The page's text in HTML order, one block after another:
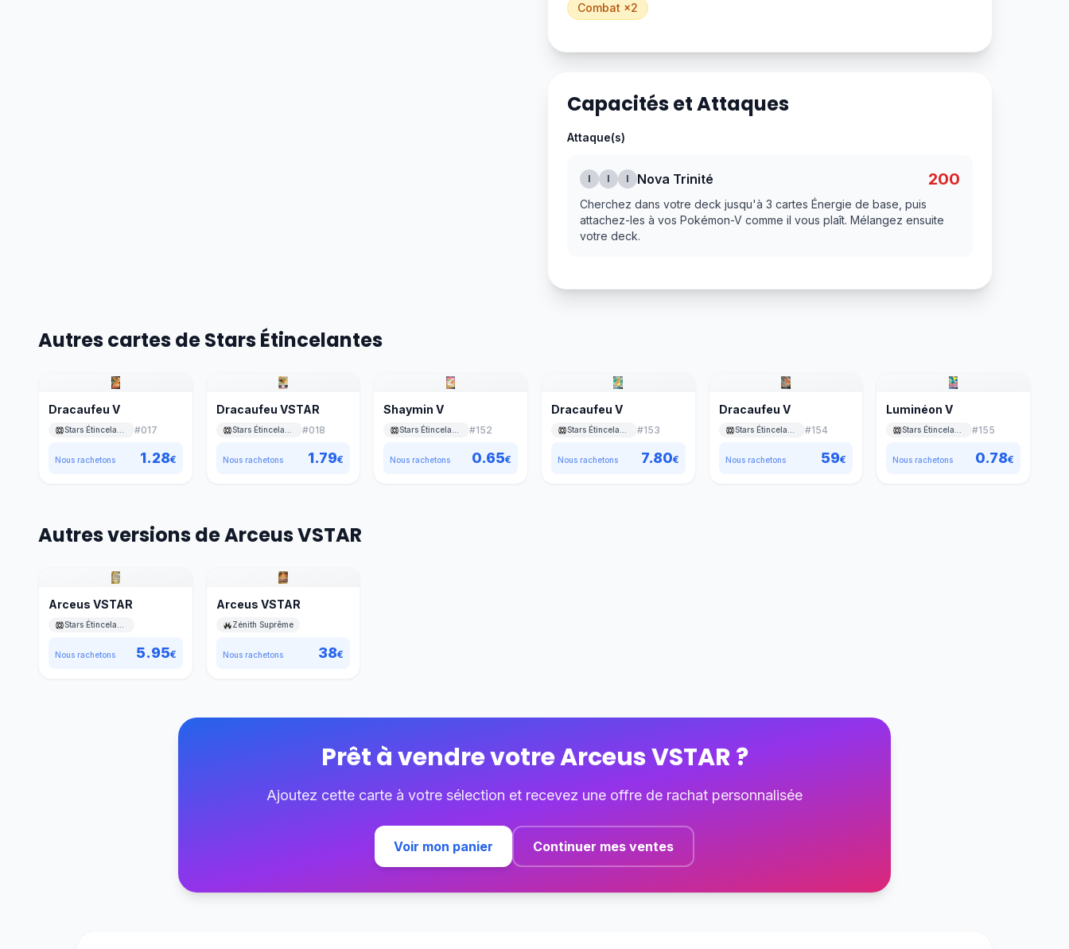
Combat ×2
Capacités et Attaques
Attaque(s)
I I I Nova Trinité 200
Cherchez dans votre deck jusqu'à 3 cartes Énergie de base, puis
attachez-les à vos Pokémon-V comme il vous plaît. Mélangez ensuite
votre deck.
Autres cartes de Stars Étincelantes
Dracaufeu V
#017
Nous rachetons 1.28€
Dracaufeu VSTAR
#018
Nous rachetons 1.79€
Shaymin V
#152
Nous rachetons 0.65€
Dracaufeu V
#153
Nous rachetons 7.80€
Dracaufeu V
#154
Nous rachetons 59€
Luminéon V
#155
Nous rachetons 0.78€
Autres versions de Arceus VSTAR
Arceus VSTAR
Nous rachetons 5.95€
Arceus VSTAR
Zénith Suprême
Nous rachetons 38€
Prêt à vendre votreArceus VSTAR?
Ajoutez cette carte à votre sélection et recevez une offre de rachat personnalisée
Voir mon panier Continuer mes ventes